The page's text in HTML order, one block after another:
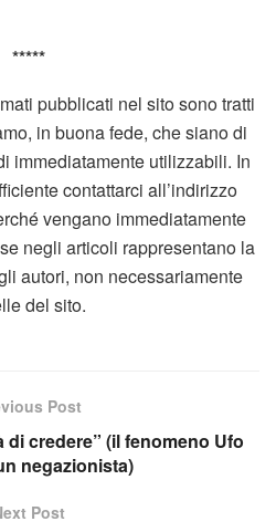
*****
pubblicati nel sito sono tratti
in buona fede, che siano di
immediatamente utilizzabili. In
contattarci all’indirizzo
vengano immediatamente
negli articoli rappresentano la
autori, non necessariamente
del sito.
Post
di credere” (il fenomeno Ufo
negazionista)
Post